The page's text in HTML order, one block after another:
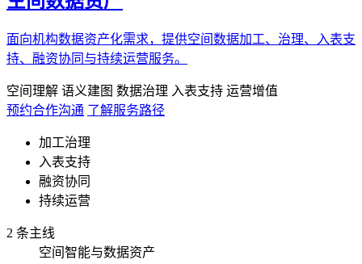
面向机构数据资产化需求，提供空间数据加工、治理、入表支
持、融资协同与持续运营服务。
空间理解 语义建图 数据治理 入表支持 运营增值
预约合作沟通 了解服务路径
加工治理
入表支持
融资协同
持续运营
2 条主线
空间智能与数据资产